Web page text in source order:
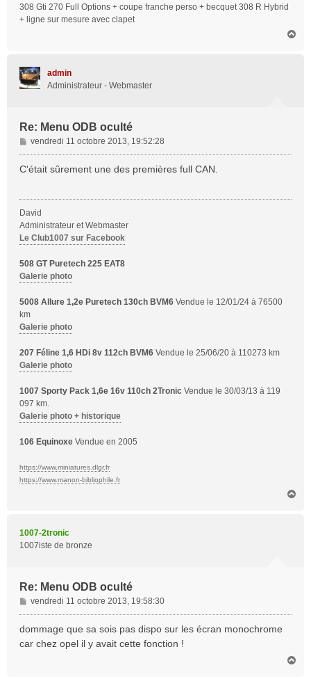
308 Gti 270 Full Options + coupe franche perso + becquet 308 R Hybrid
+ ligne sur mesure avec clapet
admin
Administrateur - Webmaster
Re: Menu ODB oculté
M
e
s
g
e
vendredi 11 octobre 2013, 19:52:28
C'était sûrement une des premières full CAN.
David
Administrateur et Webmaster
Le Club1007 sur Facebook
508 GT Puretech 225 EAT8
Galerie photo
5008 Allure 1,2e Puretech 130ch BVM6 Vendue le 12/01/24 à 76500
km
Galerie photo
207 Féline 1,6 HDi 8v 112ch BVM6 Vendue le 25/06/20 à 110273 km
Galerie photo
1007 Sporty Pack 1,6e 16v 110ch 2Tronic Vendue le 30/03/13 à 119
097 km.
Galerie photo + historique
106 Equinoxe Vendue en 2005
https://www.miniatures.dlgr.fr
https://www.manon-bibliophile.fr
1007-2tronic
1007iste de bronze
Re: Menu ODB oculté
M
e
s
a
vendredi 11 octobre 2013, 19:58:30
dommage que sa sois pas dispo sur les écran monochrome
car chez opel il y avait cette fonction !